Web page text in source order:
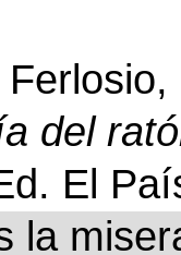
del
El
la